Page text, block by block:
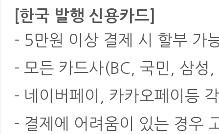
[한국 발행 신용카드]
- 5만원 이상 결제 시 할부 가
- 모든 카드사(BC, 국민, 삼성
- 네이버페이, 카카오페이등
- 결제에 어려움이 있는 경우